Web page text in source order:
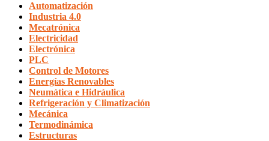
Automatización
Industria 4.0
Mecatrónica
Electricidad
Electrónica
PLC
Control de Motores
Energías Renovables
Neumática e Hidráulica
Refrigeración y Climatización
Mecánica
Termodinámica
Estructuras